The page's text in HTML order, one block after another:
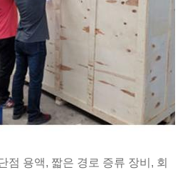
점 용액, 짧은 경로 증류 장비, 회